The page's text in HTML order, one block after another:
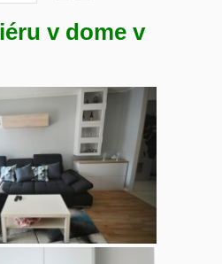
v dome v